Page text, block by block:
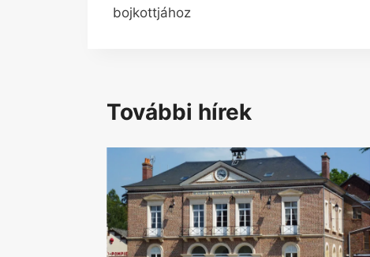
bojkottjához
További hírek